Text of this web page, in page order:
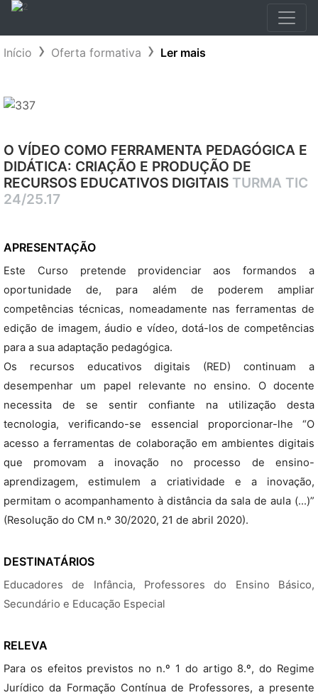
Início Oferta formativa Ler mais
O VÍDEO COMO FERRAMENTA PEDAGÓGICA E
DIDÁTICA: CRIAÇÃO E PRODUÇÃO DE
RECURSOS EDUCATIVOS DIGITAIS TURMA TIC
24/25.17
APRESENTAÇÃO
Este Curso pretende providenciar aos formandos a
oportunidade de, para além de poderem ampliar
competências técnicas, nomeadamente nas ferramentas de
edição de imagem, áudio e vídeo, dotá-los de competências
para a sua adaptação pedagógica.
Os recursos educativos digitais (RED) continuam a
desempenhar um papel relevante no ensino. O docente
necessita de se sentir confiante na utilização desta
tecnologia, verificando-se essencial proporcionar-lhe “O
acesso a ferramentas de colaboração em ambientes digitais
que promovam a inovação no processo de ensino-
aprendizagem, estimulem a criatividade e a inovação,
permitam o acompanhamento à distância da sala de aula (...)”
(Resolução do CM n.º 30/2020, 21 de abril 2020).
DESTINATÁRIOS
Educadores de Infância, Professores do Ensino Básico,
Secundário e Educação Especial
RELEVA
Para os efeitos previstos no n.º 1 do artigo 8.º, do Regime
Jurídico da Formação Contínua de Professores, a presente